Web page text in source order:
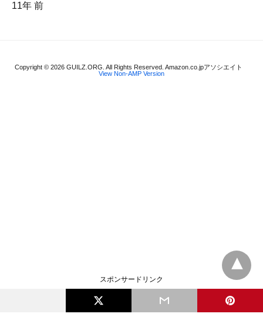
11年 前
Copyright © 2026 GUILZ.ORG. All Rights Reserved. Amazon.co.jpアソシエイト
View Non-AMP Version
スポンサードリンク